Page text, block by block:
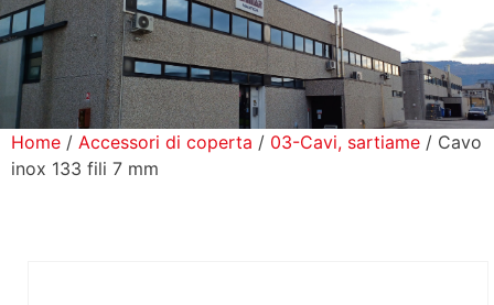
Prodotti
Home / Accessori di coperta / 03-Cavi, sartiame / Cavo
inox 133 fili 7 mm